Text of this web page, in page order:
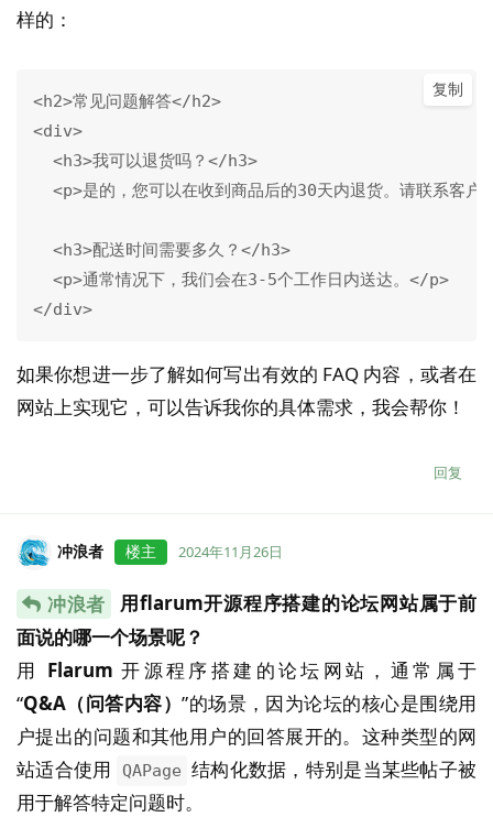
样的：
复制
<h2>常见问题解答</h2>
<div>
  <h3>我可以退货吗？</h3>
<p>是的，您可以在收到商品后的30天内退货。请联系客户
  <h3>配送时间需要多久？</h3>
  <p>通常情况下，我们会在3-5个工作日内送达。</p>
</div>
如果你想进一步了解如何写出有效的 FAQ 内容，或者在
网站上实现它，可以告诉我你的具体需求，我会帮你！
回复
冲浪者 楼主 2024年11月26日
冲浪者
用flarum开源程序搭建的论坛网站属于前
面说的哪一个场景呢？
用 Flarum 开源程序搭建的论坛网站，通常属于
“Q&A（问答内容）”的场景，因为论坛的核心是围绕用
户提出的问题和其他用户的回答展开的。这种类型的网
站适合使用
QAPage 结构化数据，特别是当某些帖子被
用于解答特定问题时。